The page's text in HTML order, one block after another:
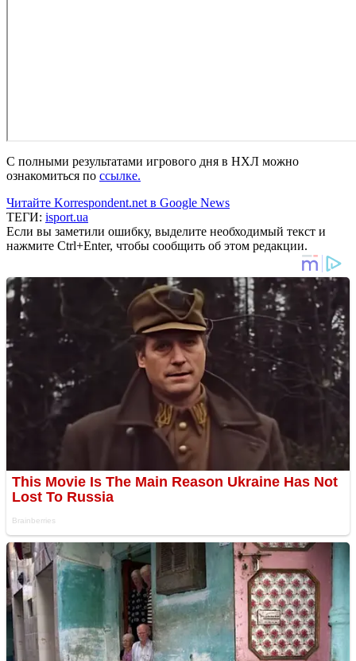
С полными результатами игрового дня в НХЛ можно
ознакомиться по ссылке.
Читайте Korrespondent.net в Google News
ТЕГИ: isport.ua
Если вы заметили ошибку, выделите необходимый текст и
нажмите Ctrl+Enter, чтобы сообщить об этом редакции.